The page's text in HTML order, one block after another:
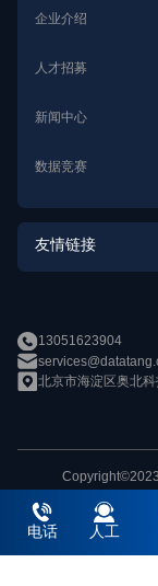
电话 人工
身份识别数据定制
语音识别数据定制
语音合成数据定制
智能娱乐解决方案
智能客服解决方案
智能家居解决方案
新零售解决方案
智能医疗解决方案
企业介绍
人才招募
新闻中心
数据竞赛
友情链接
数加加
13051623904
北京市海淀区奥北
京ICP备
网站地图